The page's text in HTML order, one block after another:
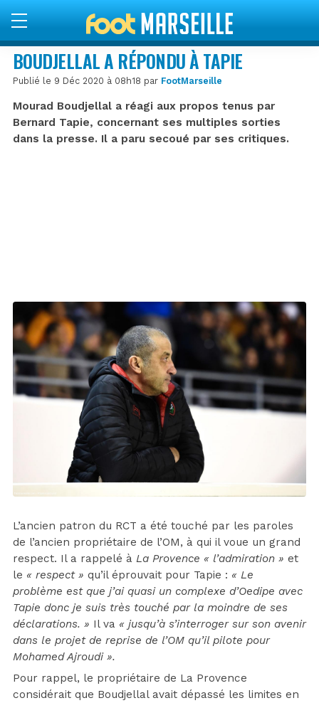
BOUDJELLAL A RÉPONDU À TAPIE
Publié le 9 Déc 2020 à 08h18 par FootMarseille
Mourad Boudjellal a réagi aux propos tenus par
Bernard Tapie, concernant ses multiples sorties
dans la presse. Il a paru secoué par ses critiques.
L’ancien patron du RCT a été touché par les paroles
de l’ancien propriétaire de l’OM, à qui il voue un grand
respect. Il a rappelé à La Provence « l’admiration » et
le « respect » qu’il éprouvait pour Tapie : « Le
problème est que j’ai quasi un complexe d’Oedipe avec
Tapie donc je suis très touché par la moindre de ses
déclarations. » Il va « jusqu’à s’interroger sur son avenir
dans le projet de reprise de l’OM qu’il pilote pour
Mohamed Ajroudi ».
Pour rappel, le propriétaire de La Provence
considérait que Boudjellal avait dépassé les limites en